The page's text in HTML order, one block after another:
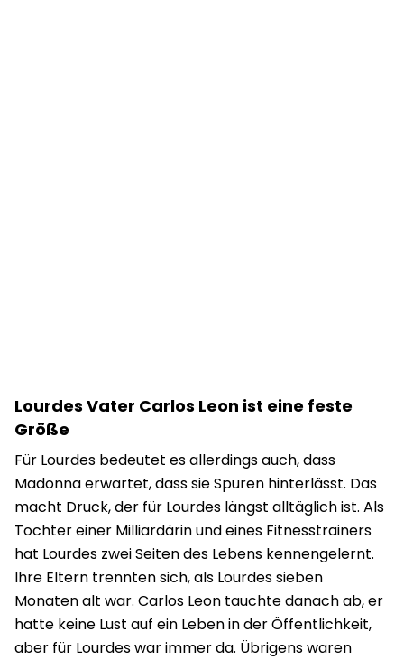
Lourdes Vater Carlos Leon ist eine feste
Größe
Für Lourdes bedeutet es allerdings auch, dass
Madonna erwartet, dass sie Spuren hinterlässt. Das
macht Druck, der für Lourdes längst alltäglich ist. Als
Tochter einer Milliardärin und eines Fitnesstrainers
hat Lourdes zwei Seiten des Lebens kennengelernt.
Ihre Eltern trennten sich, als Lourdes sieben
Monaten alt war. Carlos Leon tauchte danach ab, er
hatte keine Lust auf ein Leben in der Öffentlichkeit,
aber für Lourdes war immer da. Übrigens waren